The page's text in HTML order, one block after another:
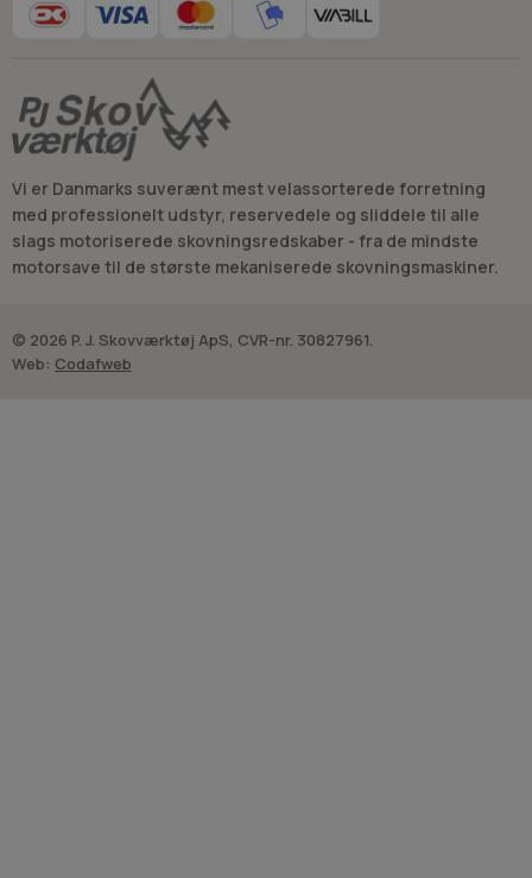
Vi er Danmarks suverænt mest velassorterede forretning
med professionelt udstyr, reservedele og sliddele til alle
slags motoriserede skovningsredskaber - fra de mindste
motorsave til de største mekaniserede skovningsmaskiner.
© 2026 P. J. Skovværktøj ApS, CVR-nr. 30827961.
Web: Codafweb